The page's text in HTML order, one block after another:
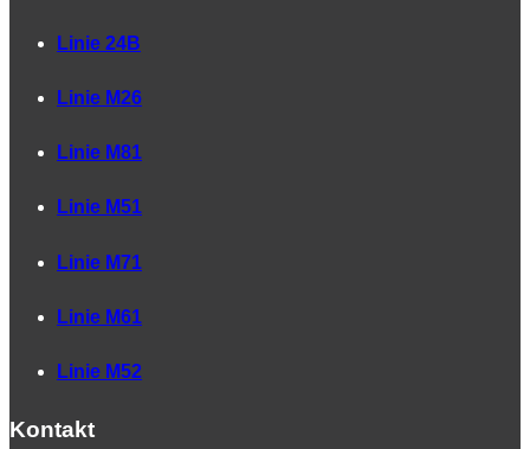
Linie 24B
Linie M26
Linie M81
Linie M51
Linie M71
Linie M61
Linie M52
Kontakt